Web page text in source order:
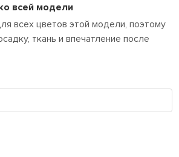
всей модели
всех цветов этой модели, поэтому
ткань и впечатление после